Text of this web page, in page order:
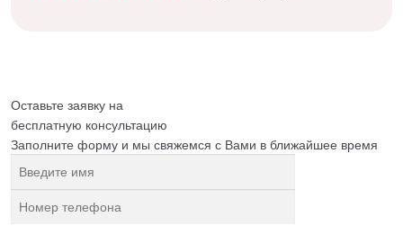
Оставьте заявку на
бесплатную консультацию
Заполните форму и мы свяжемся с Вами в ближайшее время